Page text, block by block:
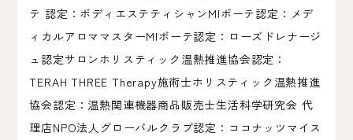
テ 認定：ボディエステティシャンMIボーテ認定：メデ
ィカルアロママスターMIボーテ認定：ローズドレナージ
ュ認定サロンホリスティック温熱推進協会認定：
TERAH THREE Therapy施術士ホリスティック温熱推進
協会認定：温熱関連機器商品販売士生活科学研究会 代
理店NPO法人グローバルクラブ認定：ココナッツマイス